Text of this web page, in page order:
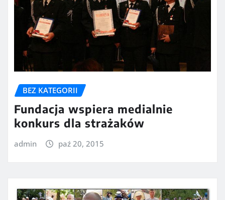
BEZ KATEGORII
Fundacja wspiera medialnie
konkurs dla strażaków
admin paź 20, 2015